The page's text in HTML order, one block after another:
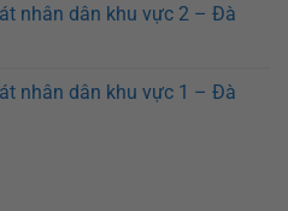
nhân dân khu vực 2 – Đà
nhân dân khu vực 1 – Đà